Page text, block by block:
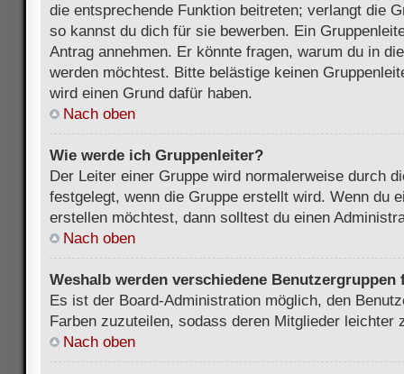
die entsprechende Funktion beitreten; verlangt die
so kannst du dich für sie bewerben. Ein
Antrag annehmen. Er könnte fragen, warum du in
werden möchtest. Bitte belästige keinen
wird einen Grund dafür haben.
Nach oben
Wie werde ich Gruppenleiter?
Der Leiter einer Gruppe wird normalerweise durch
festgelegt, wenn die Gruppe erstellt wird. Wenn du
erstellen möchtest, dann solltest du einen
Nach oben
Weshalb werden verschiedene
Es ist der Board-Administration möglich, den
Farben zuzuteilen, sodass deren Mitglieder leichter
Nach oben